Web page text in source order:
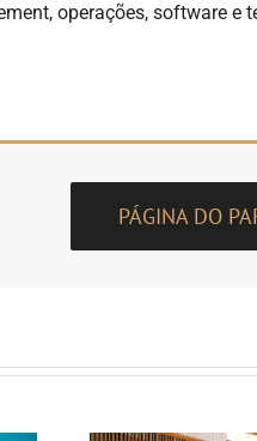
operações, software e
PÁGINA DO